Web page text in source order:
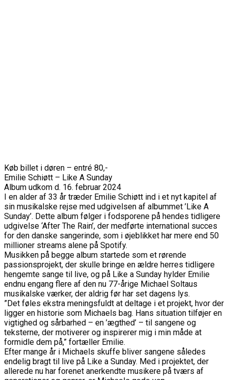
Køb billet i døren – entré 80,-
Emilie Schiøtt – Like A Sunday
Album udkom d. 16. februar 2024
I en alder af 33 år træder Emilie Schiøtt ind i et nyt kapitel af
sin musikalske rejse med udgivelsen af albummet ’Like A
Sunday’. Dette album følger i fodsporene på hendes tidligere
udgivelse ‘After The Rain’, der medførte international succes
for den danske sangerinde, som i øjeblikket har mere end 50
millioner streams alene på Spotify.
Musikken på begge album startede som et rørende
passionsprojekt, der skulle bringe en ældre herres tidligere
hengemte sange til live, og på Like a Sunday hylder Emilie
endnu engang flere af den nu 77-årige Michael Soltaus
musikalske værker, der aldrig før har set dagens lys.
”Det føles ekstra meningsfuldt at deltage i et projekt, hvor der
ligger en historie som Michaels bag. Hans situation tilføjer en
vigtighed og sårbarhed – en ’ægthed’ – til sangene og
teksterne, der motiverer og inspirerer mig i min måde at
formidle dem på,” fortæller Emilie.
Efter mange år i Michaels skuffe bliver sangene således
endelig bragt til live på Like a Sunday. Med i projektet, der
allerede nu har forenet anerkendte musikere på tværs af